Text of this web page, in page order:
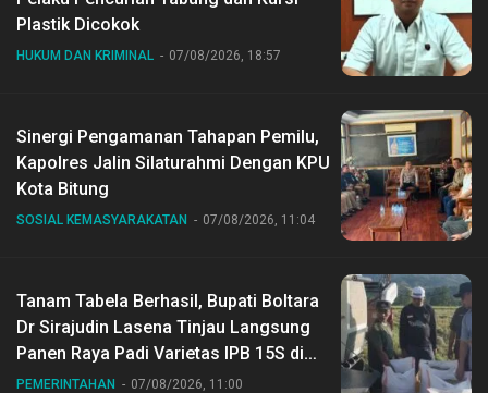
Plastik Dicokok
HUKUM DAN KRIMINAL 07/08/2026, 18:57
Sinergi Pengamanan Tahapan Pemilu,
Kapolres Jalin Silaturahmi Dengan KPU
Kota Bitung
SOSIAL KEMASYARAKATAN 07/08/2026, 11:04
Tanam Tabela Berhasil, Bupati Boltara
Dr Sirajudin Lasena Tinjau Langsung
Panen Raya Padi Varietas IPB 15S di
Desa Gihang
PEMERINTAHAN 07/08/2026, 11:00